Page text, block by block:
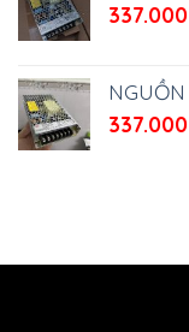
337.000
337.000